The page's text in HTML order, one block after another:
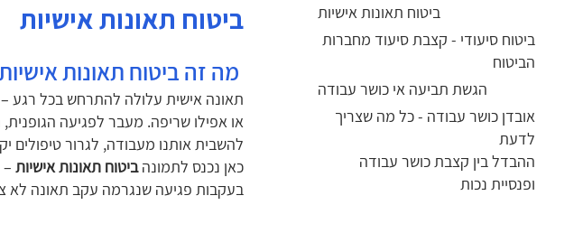
ביטוח תאונות אישיות
ביטוח סיעודי - קצבת סיעוד מחברות
הביטוח
הגשת תביעה אי כושר עבודה
אובדן כושר עבודה - כל מה שצריך
לדעת
ההבדל בין קצבת כושר עבודה
ופנסיית נכות
ביטוח תאונות אישיות
מה זה ביטוח תאונות
תאונה אישית עלולה להתרחש בכל רגע
או אפילו שריפה. מעבר לפגיעה
להשבית אותנו מעבודה, לגרור טיפולים
כאן נכנס לתמונהביטוח תאונות אישיות –
בעקבות פגיעה שנגרמה עקב תאונה לא